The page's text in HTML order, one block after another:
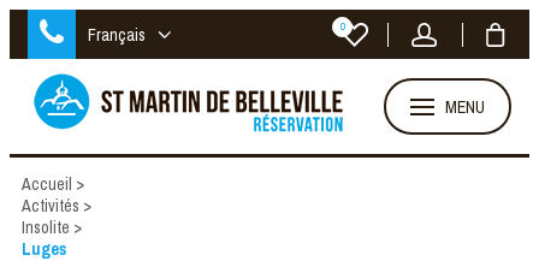
Français 0
MENU
Accueil >
Activités >
Insolite >
Luges